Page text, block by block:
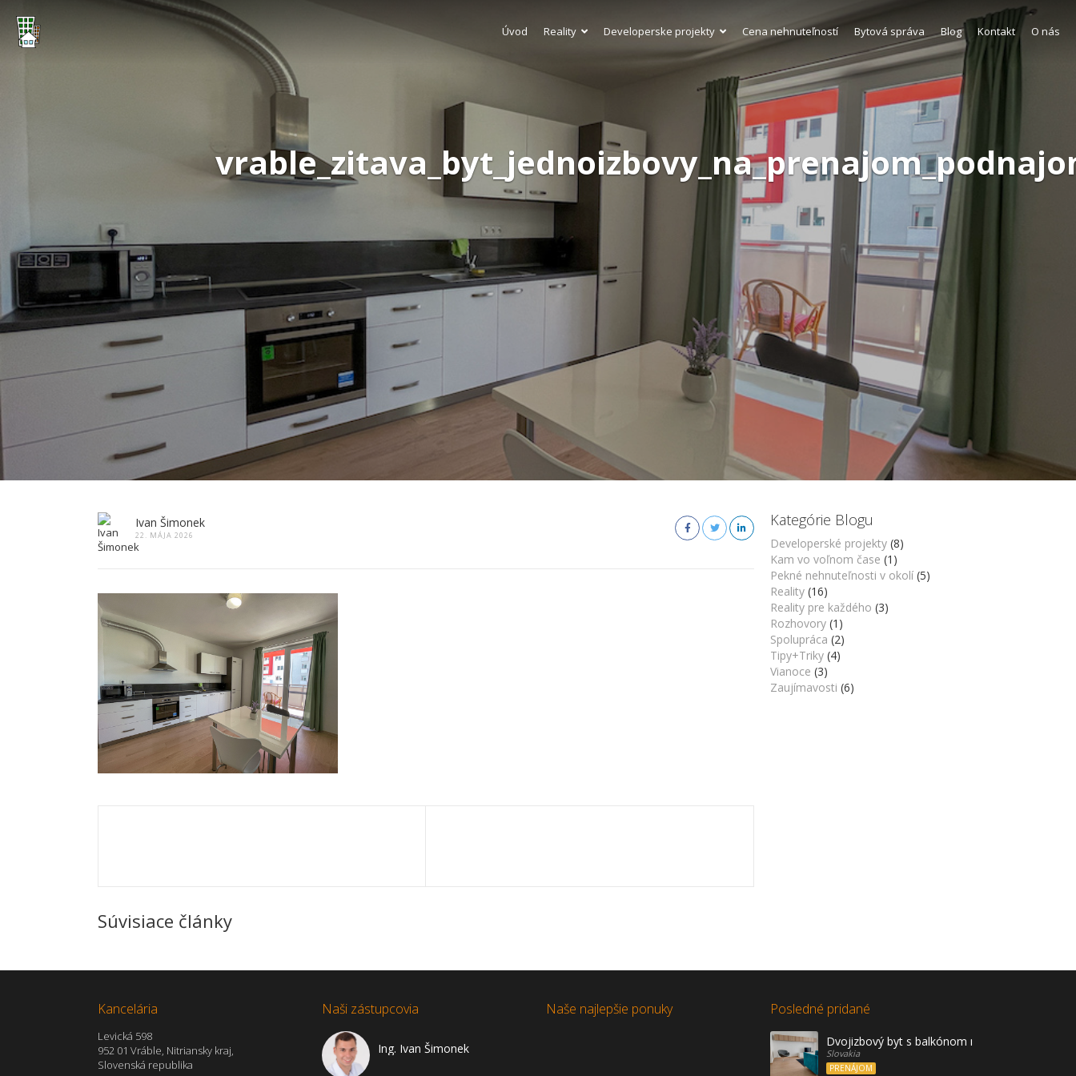
Úvod Reality Developerske projekty Cena nehnuteľností Bytová správa Blog Kontakt O nás
Ivan Šimonek
22. MÁJA 2026
Súvisiace články
Kategórie Blogu
Developerské projekty (8)
Kam vo voľnom čase (1)
Pekné nehnuteľnosti v okolí (5)
Reality (16)
Reality pre každého (3)
Rozhovory (1)
Spolupráca (2)
Tipy+Triky (4)
Vianoce (3)
Zaujímavosti (6)
Kancelária
Levická 598
952 01 Vráble, Nitriansky kraj,
Slovenská republika
Naši zástupcovia
Ing. Ivan Šimonek
Naše najlepšie ponuky Posledné pridané
Dvojizbový byt s balkónom na prenájom, Vráble
Slovakia
PRENÁJOM